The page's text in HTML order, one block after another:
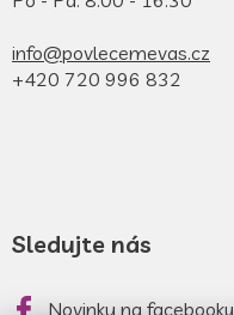
info@povlecemevas.cz
+420 720 996 832
Sledujte nás
Novinky na facebooku